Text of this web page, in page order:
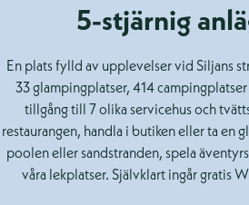
5-stjärnig
En plats fylld av upplevelser vid Siljans
33 glampingplatser, 414
tillgång till 7 olika servicehus och
restaurangen, handla i butiken eller ta en
poolen eller sandstranden, spela
våra lekplatser. Självklart ingår gratis